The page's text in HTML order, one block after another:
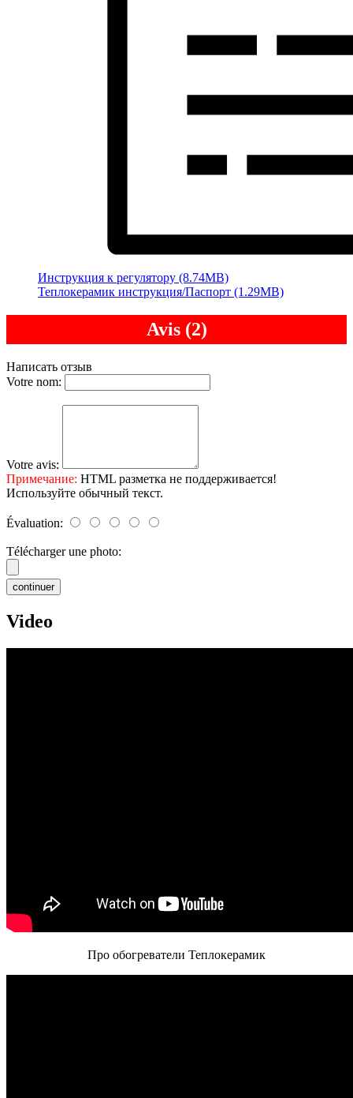
Инструкция к регулятору (8.74MB)
Теплокерамик инструкция/Паспорт (1.29MB)
Avis (2)
Написать отзыв
Votre nom:
Votre avis:
Примечание: HTML разметка не поддерживается!
Используйте обычный текст.
Évaluation:
Télécharger une photo:
continuer
Video
Про обогреватели Теплокерамик